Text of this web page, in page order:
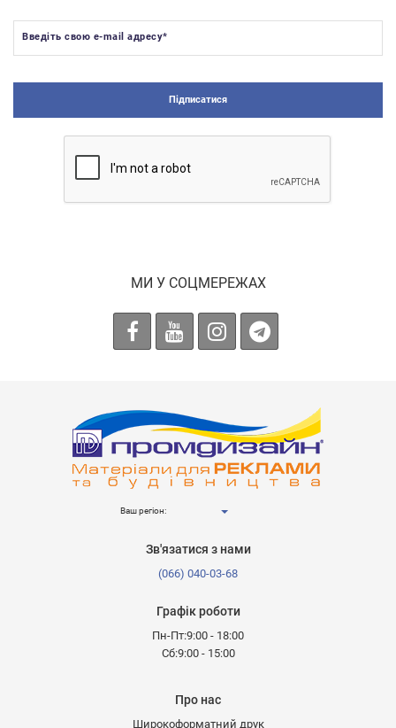
Введіть свою e-mail адресу*
Підписатися
МИ У СОЦМЕРЕЖАХ
Ваш регіон:
Зв'язатися з нами
(066) 040-03-68
Графік роботи
Пн-Пт:9:00 - 18:00
Сб:9:00 - 15:00
Про нас
Широкоформатний друк